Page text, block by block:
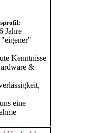
Jahre
"eigener"
Kenntnisse
&
eine